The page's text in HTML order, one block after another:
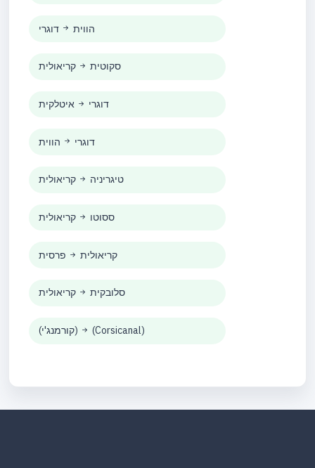
הווית דוגרי
סקוטית קריאולית
דוגרי איטלקית
דוגרי הווית
טיגריניה קריאולית
ססוטו קריאולית
קריאולית פרסית
סלובקית קריאולית
(קורמנג'י) (Corsicanal)